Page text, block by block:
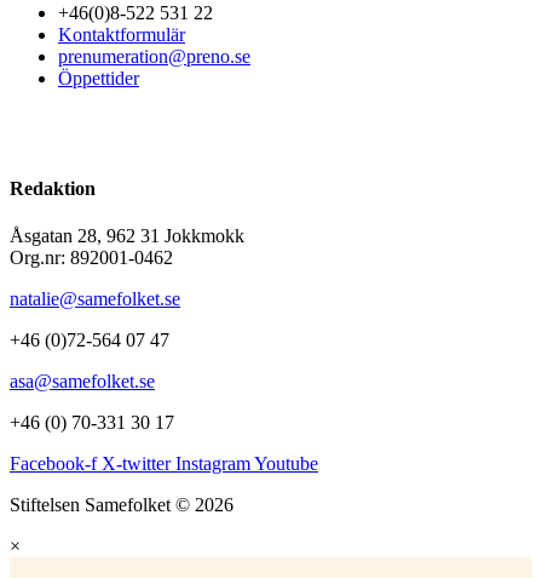
+46(0)8-522 531 22
Kontaktformulär
prenumeration@preno.se
Öppettider
Redaktion
Åsgatan 28, 962 31 Jokkmokk
Org.nr: 892001-0462
natalie@samefolket.se
+46 (0)72-564 07 47
asa@samefolket.se
+46 (0) 70-331 30 17
Facebook-f X-twitter InstagramYoutube
Stiftelsen Samefolket © 2026
×